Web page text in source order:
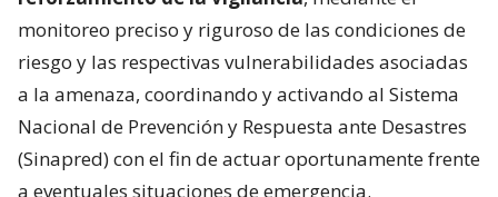
monitoreo preciso y riguroso de las condiciones de
riesgo y las respectivas vulnerabilidades asociadas
a la amenaza, coordinando y activando al Sistema
Nacional de Prevención y Respuesta ante Desastres
(Sinapred) con el fin de actuar oportunamente frente
a eventuales situaciones de emergencia.